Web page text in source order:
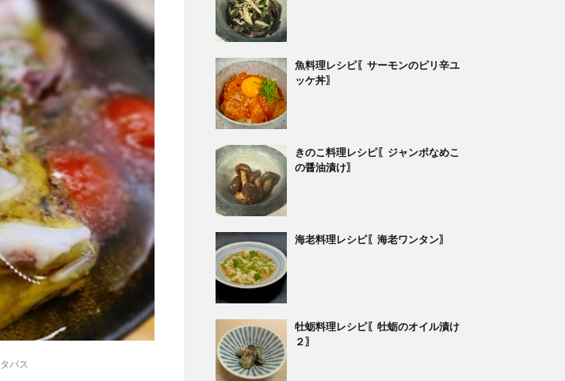
タパス
魚料理レシピ〖サーモンのピリ辛ユ
ッケ丼〗
きのこ料理レシピ〖ジャンボなめこ
の醤油漬け〗
海老料理レシピ〖海老ワンタン〗
牡蛎料理レシピ〖牡蛎のオイル漬け
２〗